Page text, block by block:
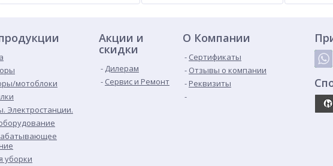
мотоблоки
Электростанции.
уборки
Акции и
скидки
Дилерам
Сервис и Ремонт
О Компании
Сертификаты
Отзывы о компании
Реквизиты